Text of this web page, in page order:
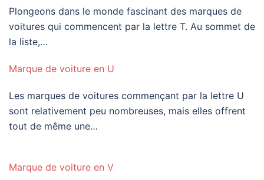
Plongeons dans le monde fascinant des marques de
voitures qui commencent par la lettre T. Au sommet de
la liste,…
Marque de voiture en U
Les marques de voitures commençant par la lettre U
sont relativement peu nombreuses, mais elles offrent
tout de même une…
Marque de voiture en V